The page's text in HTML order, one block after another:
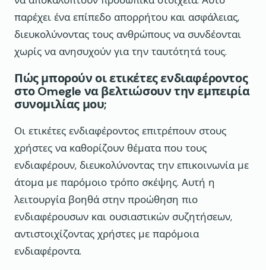
παρέχει ένα επίπεδο απορρήτου και ασφάλειας,
διευκολύνοντας τους ανθρώπους να συνδέονται
χωρίς να ανησυχούν για την ταυτότητά τους.
Πώς μπορούν οι ετικέτες ενδιαφέροντος
στο Omegle να βελτιώσουν την εμπειρία
συνομιλίας μου;
Οι ετικέτες ενδιαφέροντος επιτρέπουν στους
χρήστες να καθορίζουν θέματα που τους
ενδιαφέρουν, διευκολύνοντας την επικοινωνία με
άτομα με παρόμοιο τρόπο σκέψης. Αυτή η
λειτουργία βοηθά στην προώθηση πιο
ενδιαφέρουσων και ουσιαστικών συζητήσεων,
αντιστοιχίζοντας χρήστες με παρόμοια
ενδιαφέροντα.